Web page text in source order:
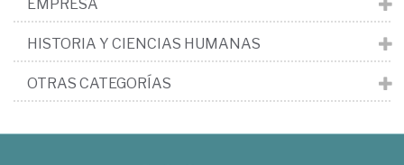
EMPRESA
HISTORIA Y CIENCIAS HUMANAS
OTRAS CATEGORÍAS